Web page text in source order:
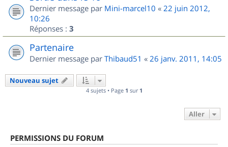
Dernier message par Mini-marcel10 « 22 juin 2012,
10:26
Réponses : 3
Partenaire
Dernier message par Thibaud51 « 26 janv. 2011, 14:05
Nouveau sujet
4 sujets • Page 1 sur 1
Aller
PERMISSIONS DU FORUM